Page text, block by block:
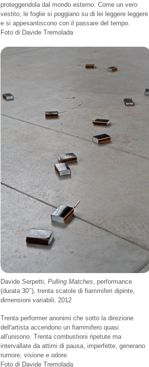
proteggendola dal mondo esterno. Come un vero
vestito, le foglie si poggiano su di lei leggere leggere
e si appesantiscono con il passare del tempo.
Foto di Davide Tremolada
Davide Serpetti, Pulling Matches , performance
(durata 30’’), trenta scatole di fiammiferi dipinte,
dimensioni variabili, 2012
Trenta performer anonimi che sotto la direzione
dell'artista accendono un fiammifero quasi
all'unisono. Trenta combustioni ripetute ma
intervallate da attimi di pausa, imperfette, generano
rumore, visione e odore.
Foto di Davide Tremolada